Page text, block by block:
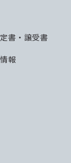
書・譲受書
報